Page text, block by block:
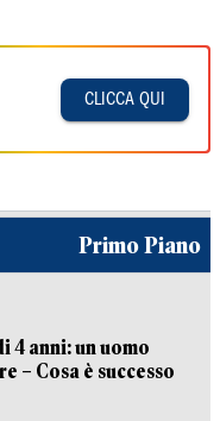
CLICCA QUI
Primo Piano
4 anni: un uomo
– Cosa è successo